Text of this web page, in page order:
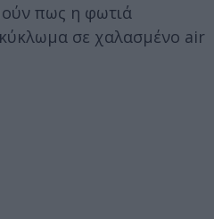
πως η φωτιά
σε χαλασμένο air